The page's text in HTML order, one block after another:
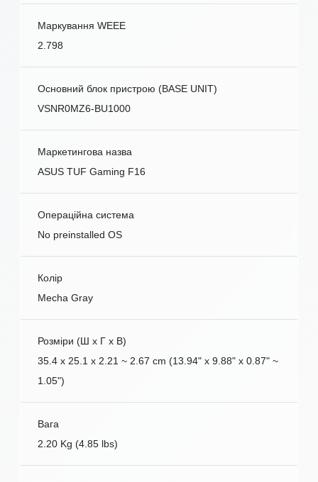
Маркування WEEE
2.798
Основний блок пристрою (BASE UNIT)
VSNR0MZ6-BU1000
Маркетингова назва
ASUS TUF Gaming F16
Операційна система
No preinstalled OS
Колір
Mecha Gray
Розміри (Ш x Г x В)
35.4 x 25.1 x 2.21 ~ 2.67 cm (13.94" x 9.88" x 0.87" ~
1.05")
Вага
2.20 Kg (4.85 lbs)